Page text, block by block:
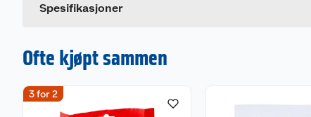
Spesifikasjoner
Ofte kjøpt sammen
3 for 2